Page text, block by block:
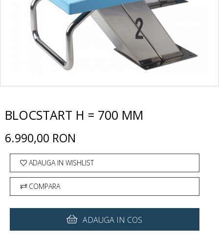
BLOCSTART H = 700 MM
6.990,00 RON
ADAUGA IN WISHLIST
COMPARA
ADAUGA IN COS